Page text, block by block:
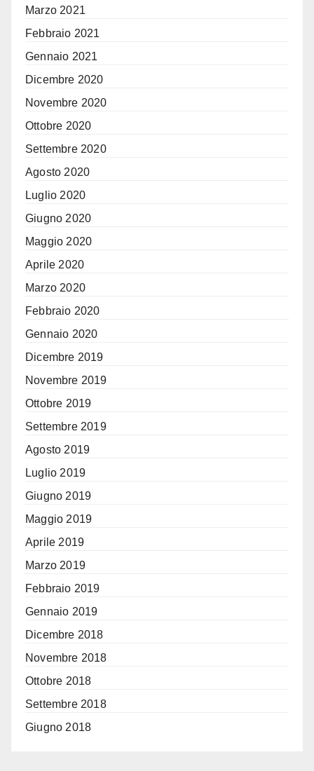
Marzo 2021
Febbraio 2021
Gennaio 2021
Dicembre 2020
Novembre 2020
Ottobre 2020
Settembre 2020
Agosto 2020
Luglio 2020
Giugno 2020
Maggio 2020
Aprile 2020
Marzo 2020
Febbraio 2020
Gennaio 2020
Dicembre 2019
Novembre 2019
Ottobre 2019
Settembre 2019
Agosto 2019
Luglio 2019
Giugno 2019
Maggio 2019
Aprile 2019
Marzo 2019
Febbraio 2019
Gennaio 2019
Dicembre 2018
Novembre 2018
Ottobre 2018
Settembre 2018
Giugno 2018